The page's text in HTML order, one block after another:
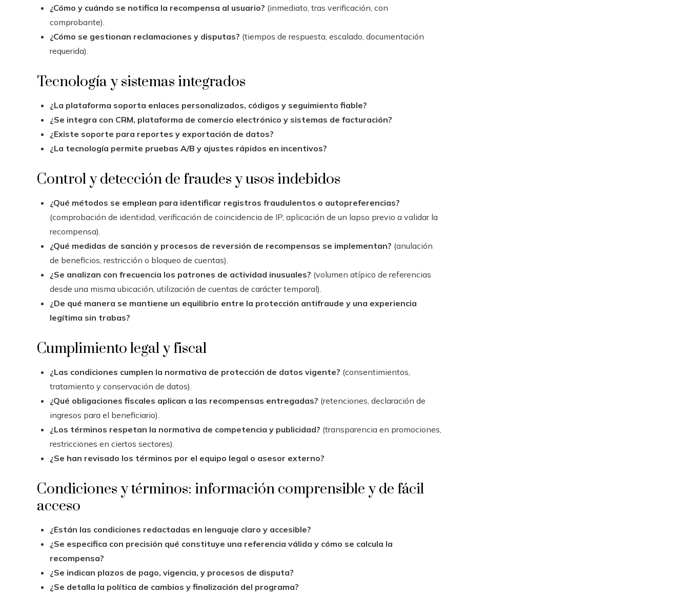
¿Cómo y cuándo se notifica la recompensa al usuario? (inmediato, tras verificación, con
comprobante).
¿Cómo se gestionan reclamaciones y disputas? (tiempos de respuesta, escalado, documentación
requerida).
Tecnología y sistemas integrados
¿La plataforma soporta enlaces personalizados, códigos y seguimiento fiable?
¿Se integra con CRM, plataforma de comercio electrónico y sistemas de facturación?
¿Existe soporte para reportes y exportación de datos?
¿La tecnología permite pruebas A/B y ajustes rápidos en incentivos?
Control y detección de fraudes y usos indebidos
¿Qué métodos se emplean para identificar registros fraudulentos o autopreferencias?
(comprobación de identidad, verificación de coincidencia de IP, aplicación de un lapso previo a validar la
recompensa).
¿Qué medidas de sanción y procesos de reversión de recompensas se implementan? (anulación
de beneficios, restricción o bloqueo de cuentas).
¿Se analizan con frecuencia los patrones de actividad inusuales? (volumen atípico de referencias
desde una misma ubicación, utilización de cuentas de carácter temporal).
¿De qué manera se mantiene un equilibrio entre la protección antifraude y una experiencia
legítima sin trabas?
Cumplimiento legal y fiscal
¿Las condiciones cumplen la normativa de protección de datos vigente? (consentimientos,
tratamiento y conservación de datos).
¿Qué obligaciones fiscales aplican a las recompensas entregadas? (retenciones, declaración de
ingresos para el beneficiario).
¿Los términos respetan la normativa de competencia y publicidad? (transparencia en promociones,
restricciones en ciertos sectores).
¿Se han revisado los términos por el equipo legal o asesor externo?
Condiciones y términos: información comprensible y de fácil
acceso
¿Están las condiciones redactadas en lenguaje claro y accesible?
¿Se especifica con precisión qué constituye una referencia válida y cómo se calcula la
recompensa?
¿Se indican plazos de pago, vigencia, y procesos de disputa?
¿Se detalla la política de cambios y finalización del programa?